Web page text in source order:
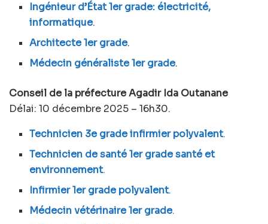
Ingénieur d’État 1er grade: électricité,
informatique.
Architecte 1er grade.
Médecin généraliste 1er grade.
Conseil de la préfecture Agadir Ida Outanane
Délai: 10 décembre 2025 – 16h30.
Technicien 3e grade infirmier polyvalent.
Technicien de santé 1er grade santé et
environnement.
Infirmier 1er grade polyvalent.
Médecin vétérinaire 1er grade.